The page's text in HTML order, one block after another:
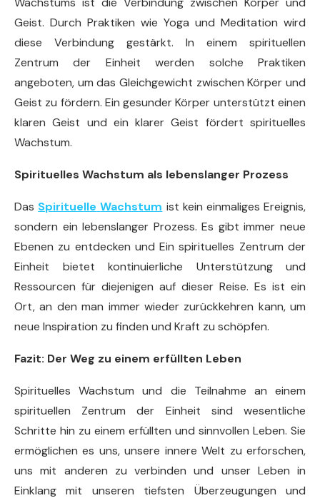
Geist. Durch Praktiken wie Yoga und Meditation wird
diese Verbindung gestärkt. In einem spirituellen
Zentrum der Einheit werden solche Praktiken
angeboten, um das Gleichgewicht zwischen Körper und
Geist zu fördern. Ein gesunder Körper unterstützt einen
klaren Geist und ein klarer Geist fördert spirituelles
Wachstum.
Spirituelles Wachstum als lebenslanger Prozess
Das Spirituelle Wachstum ist kein einmaliges Ereignis,
sondern ein lebenslanger Prozess. Es gibt immer neue
Ebenen zu entdecken und​​ Ein spirituelles Zentrum der
Einheit bietet kontinuierliche Unterstützung und
Ressourcen für diejenigen auf dieser Reise. Es ist​​ ein
Ort, an den man immer wieder zurückkehren kann, um
neue Inspiration zu finden und Kraft zu schöpfen.
Fazit: Der Weg zu einem erfüllten Leben
Spirituelles Wachstum und die Teilnahme an einem
spirituellen Zentrum der Einheit sind wesentliche
Schritte hin zu einem erfüllten und sinnvollen Leben. Sie
ermöglichen es uns, unsere innere Welt zu erforschen,
uns mit anderen zu verbinden und unser Leben in
Einklang mit unseren tiefsten Überzeugungen und